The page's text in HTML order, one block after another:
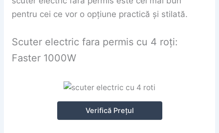
pentru cei ce vor o opțiune practică și stilată.
Scuter electric fara permis cu 4 roți:
Faster 1000W
Verifică Prețul